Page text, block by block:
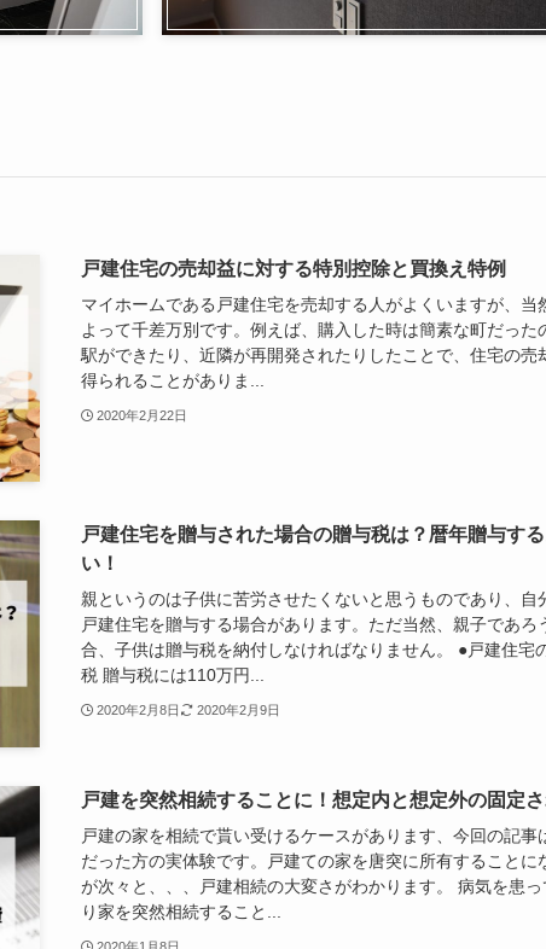
戸建住宅の売却益に対する特別控除と買換え特例
マイホームである戸建住宅を売却する人がよくいますが、当
よって千差万別です。例えば、購入した時は簡素な町だった
駅ができたり、近隣が再開発されたりしたことで、住宅の売
得られることがありま...
2020年2月22日
戸建住宅を贈与された場合の贈与税は？暦年贈与す
い！
親というのは子供に苦労させたくないと思うものであり、自
戸建住宅を贈与する場合があります。ただ当然、親子であろ
合、子供は贈与税を納付しなければなりません。 ●戸建住宅
税 贈与税には110万円...
2020年2月8日 2020年2月9日
戸建を突然相続することに！想定内と想定外の固定
戸建の家を相続で貰い受けるケースがあります、今回の記事
だった方の実体験です。戸建ての家を唐突に所有することに
が次々と、、、戸建相続の大変さがわかります。 病気を患
り家を突然相続すること...